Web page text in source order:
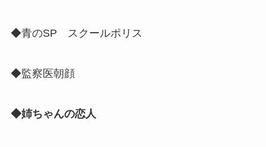
◆青のSP スクールポリス
◆監察医朝顔
◆姉ちゃんの恋人